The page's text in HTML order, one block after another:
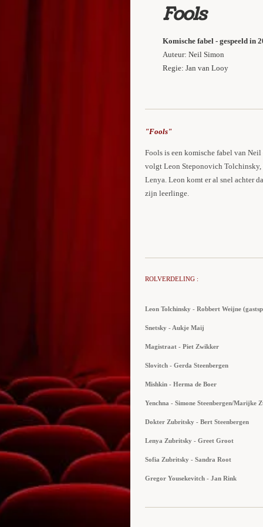
Fools
Komische fabel - gespeeld in
Auteur: Neil Simon
Regie: Jan van Looy
"Fools"
Fools is een komische fabel van
volgt Leon Steponovich Tolchinsky,
Lenya. Leon komt er al snel achter
zijn leerlinge.
ROLVERDELING :
Leon Tolchinsky - Robbert Weijne
Snetsky - Aukje Maij
Magistraat - Piet Zwikker
Slovitch - Gerda Steenbergen
Mishkin - Herma de Boer
Yenchna - Simone Steenbergen/Marijke
Dokter Zubritsky - Bert Steenbergen
Lenya Zubritsky - Greet Groot
Sofia Zubritsky - Sandra Root
Gregor Yousekevitch - Jan Rink